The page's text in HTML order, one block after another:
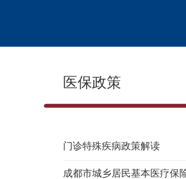
医保政策
门诊特殊疾病政策解读
成都市城乡居民基本医疗保